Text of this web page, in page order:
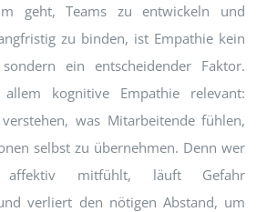
geht, Teams zu entwickeln und
zu binden, ist Empathie kein
sondern ein entscheidender Faktor.
kognitive Empathie relevant:
was Mitarbeitende fühlen,
selbst zu übernehmen. Denn wer
affektiv mitfühlt, läuft Gefahr
verliert den nötigen Abstand, um